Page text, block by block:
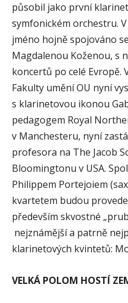
působil jako první
symfonickém orchestru.
jméno hojně spojováno
Magdalenou Koženou, s
koncertů po celé Evropě.
Fakulty umění OU nyní
s klarinetovou ikonou
pedagogem Royal
v Manchesteru, nyní
profesora na The Jacob
Bloomingtonu v USA.
Philippem Portejoiem
kvartetem budou
především skvostné
nejznámější a patrně
klarinetových kvintetů:
VELKÁ POLOM HOSTÍ